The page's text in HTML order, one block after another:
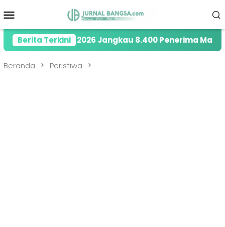
ke
Mobile
Berita Terkini
2026 Jangkau 8.400 Penerima Manfaat melalui
Beranda Peristiwa